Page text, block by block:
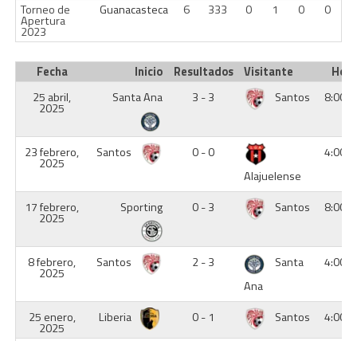
Torneo de
Apertura
2023
Guanacasteca 6 333 0 1 0 0
Fecha Inicio Resultados Visitante
Hora
25 abril,
2025
Santa Ana 3 - 3 Santos 8:00
23 febrero,
2025
Santos
0 - 0
Alajuelense
4:00
17 febrero,
2025
Sporting 0 - 3 Santos 8:00
8 febrero,
2025
Santos 2 - 3
Santa
Ana
4:00
25 enero,
2025
Liberia 0 - 1 Santos 4:00